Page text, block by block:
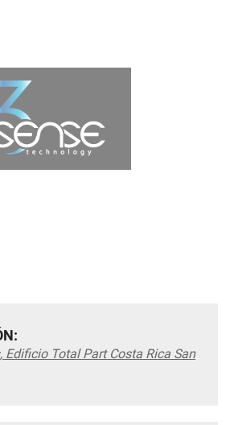
Edificio Total Part Costa Rica San